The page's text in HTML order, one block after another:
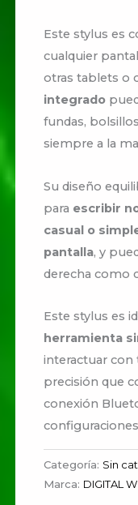
Este stylus es
cualquier
otras tablets o
integrado
fundas,
siempre a la
Su diseño
para escribir
casual o
pantalla, y
derecha como
Este stylus es
herramienta
interactuar
precisión que
conexión
Categoría: Sin
Marca: DIGITAL